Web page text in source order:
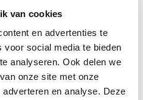
van cookies
en advertenties te
voor social media te bieden
analyseren. Ook delen we
onze site met onze
en analyse. Deze